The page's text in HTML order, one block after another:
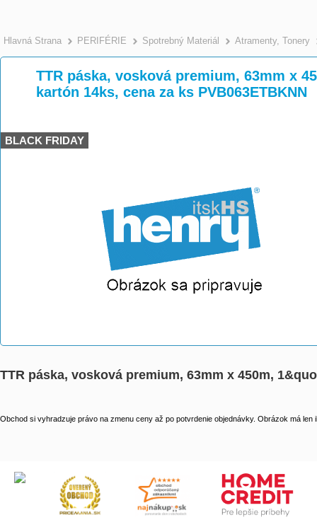
Hlavná Strana >
PERIFÉRIE >
Spotrebný Materiál >
Atramenty, Tonery
TTR páska, vosková premium, 63mm x
kartón 14ks, cena za ks PVB063ETBKNN
BLACK FRIDAY
TTR páska, vosková premium, 63mm x 450m,
Obchod si vyhradzuje právo na zmenu ceny až po potvrdenie objednávky. Obrázok má len